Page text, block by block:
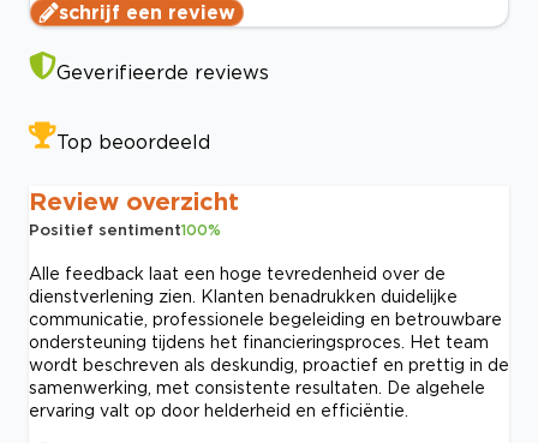
schrijf een review
Geverifieerde reviews
Top beoordeeld
Review overzicht
Positief sentiment100%
Alle feedback laat een hoge tevredenheid over de
dienstverlening zien. Klanten benadrukken duidelijke
communicatie, professionele begeleiding en betrouwbare
ondersteuning tijdens het financieringsproces. Het team
wordt beschreven als deskundig, proactief en prettig in de
samenwerking, met consistente resultaten. De algehele
ervaring valt op door helderheid en efficiëntie.